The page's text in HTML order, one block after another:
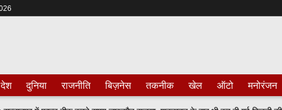
देश दुनिया राजनीति बिज़नेस तकनीक खेल ऑटो मनोरंजन